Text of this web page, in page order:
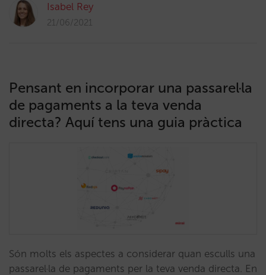
Isabel Rey
21/06/2021
Pensant en incorporar una passarel·la
de pagaments a la teva venda
directa? Aquí tens una guia pràctica
Són molts els aspectes a considerar quan esculls una
passarel·la de pagaments per la teva venda directa. En